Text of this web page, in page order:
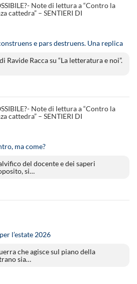
Note di lettura a “Contro la
cattedra” – SENTIERI DI
e pars destruens. Una replica
Ravide Racca su “La letteratura e noi”.
Note di lettura a “Contro la
cattedra” – SENTIERI DI
ma come?
del docente e dei saperi
si…
l’estate 2026
che agisce sul piano della
sia…